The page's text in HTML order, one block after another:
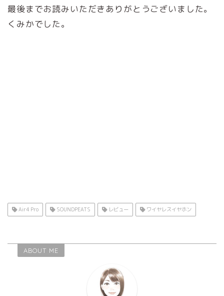
最後までお読みいただきありがとうございました。
くみかでした。
Air4 Pro SOUNDPEATS レビュー ワイヤレスイヤホン
ABOUT ME